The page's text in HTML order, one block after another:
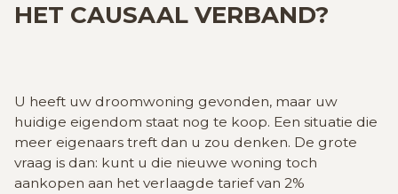
VACATURES MIJN FAVORIETEN
HET CAUSAAL VERBAND?
U heeft uw droomwoning gevonden, maar uw
huidige eigendom staat nog te koop. Een situatie die
meer eigenaars treft dan u zou denken. De grote
vraag is dan: kunt u die nieuwe woning toch
aankopen aan het verlaagde tarief van 2%